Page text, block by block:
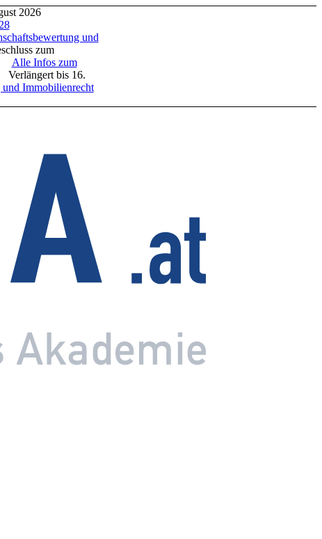
2026
und
zum
Alle Infos zum
bis 16.
Immobilienrecht